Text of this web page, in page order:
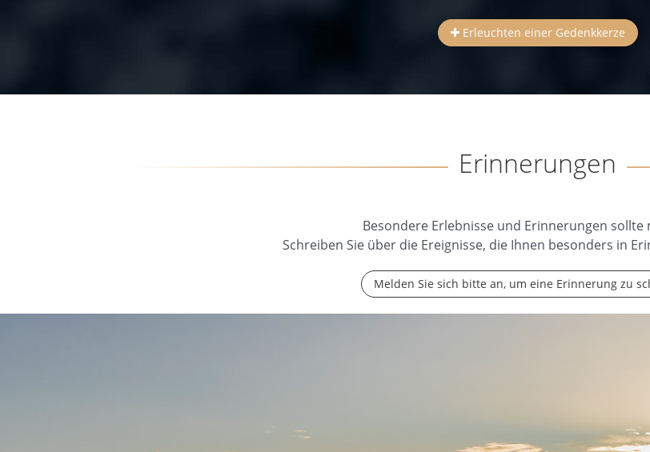
Erleuchten einer Gedenkkerze
Erinnerungen
Besondere Erlebnisse und Erinnerungen sollte
Schreiben Sie über die Ereignisse, die Ihnen besonders in
Melden Sie sich bitte an, um eine Erinnerung zu